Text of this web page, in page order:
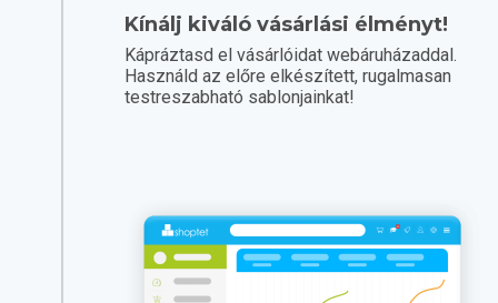
Kínálj kiváló vásárlási élményt!
Kápráztasd el vásárlóidat webáruházaddal.
Használd az előre elkészített, rugalmasan
testreszabható sablonjainkat!